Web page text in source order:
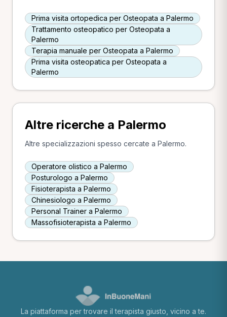
Prima visita ortopedica per Osteopata a Palermo
Trattamento osteopatico per Osteopata a
Palermo
Terapia manuale per Osteopata a Palermo
Prima visita osteopatica per Osteopata a
Palermo
Altre ricerche a Palermo
Altre specializzazioni spesso cercate a Palermo.
Operatore olistico a Palermo
Posturologo a Palermo
Fisioterapista a Palermo
Chinesiologo a Palermo
Personal Trainer a Palermo
Massofisioterapista a Palermo
La piattaforma per trovare il terapista giusto, vicino a te.